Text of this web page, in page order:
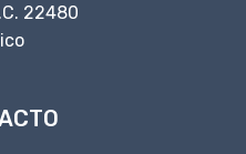
22480